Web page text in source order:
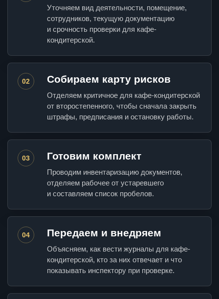
Уточняем вид деятельности, помещение,
сотрудников, текущую документацию
и срочность проверки для кафе-
кондитерской.
02 Собираем карту рисков
Отделяем критичное для кафе-кондитерской
от второстепенного, чтобы сначала закрыть
штрафы, предписания и остановку работы.
03 Готовим комплект
Проводим инвентаризацию документов,
отделяем рабочее от устаревшего
и составляем список пробелов.
04 Передаем и внедряем
Объясняем, как вести журналы для кафе-
кондитерской, кто за них отвечает и что
показывать инспектору при проверке.